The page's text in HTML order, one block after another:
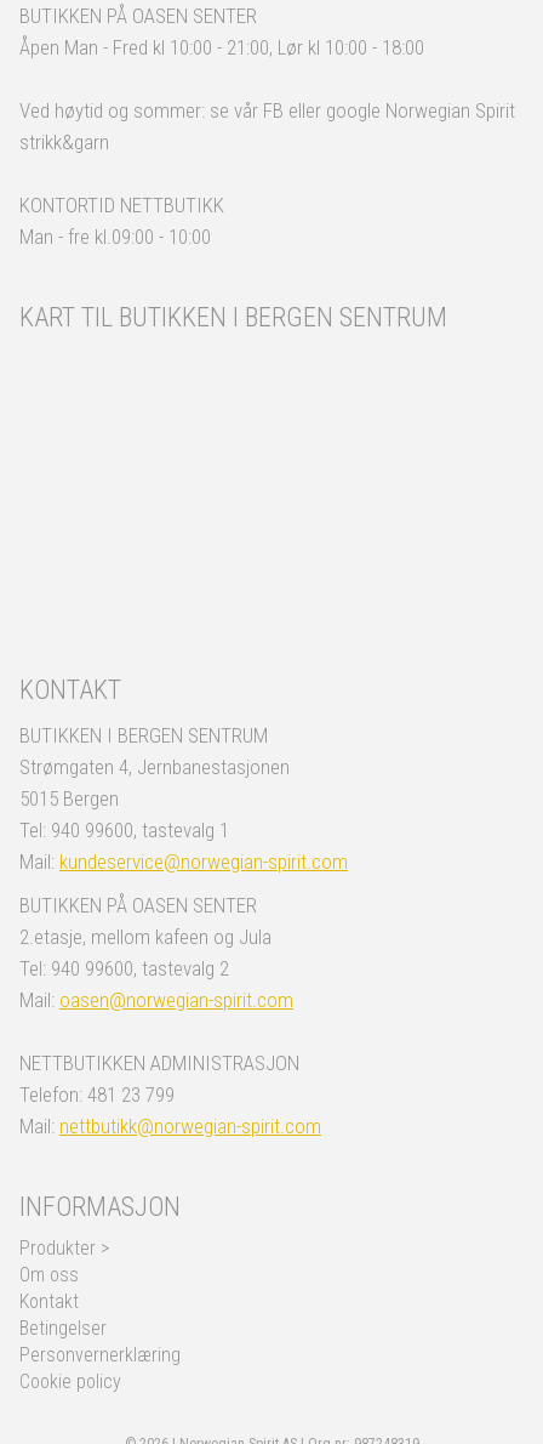
BUTIKKEN PÅ OASEN SENTER
Åpen Man - Fred kl 10:00 - 21:00, Lør kl 10:00 - 18:00
Ved høytid og sommer: se vår FB eller google Norwegian Spirit
strikk&garn
KONTORTID NETTBUTIKK
Man - fre kl.09:00 - 10:00
KART TIL BUTIKKEN I BERGEN SENTRUM
KONTAKT
BUTIKKEN I BERGEN SENTRUM
Strømgaten 4, Jernbanestasjonen
5015 Bergen
Tel: 940 99600, tastevalg 1
Mail: kundeservice@norwegian-spirit.com
BUTIKKEN PÅ OASEN SENTER
2.etasje, mellom kafeen og Jula
Tel: 940 99600, tastevalg 2
Mail: oasen@norwegian-spirit.com
NETTBUTIKKEN ADMINISTRASJON
Telefon: 481 23 799
Mail: nettbutikk@norwegian-spirit.com
INFORMASJON
Produkter >
Om oss
Kontakt
Betingelser
Personvernerklæring
Cookie policy